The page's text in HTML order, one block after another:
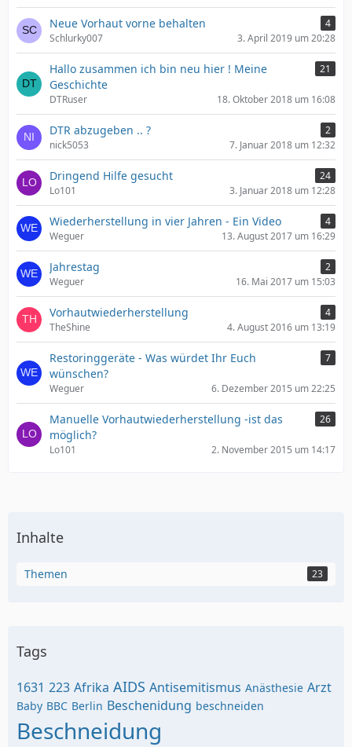
Neue Vorhaut vorne behalten
4
Schlurky007
3. April 2019 um 20:28
Hallo zusammen ich bin neu hier ! Meine
Geschichte
21
DTRuser 18. Oktober 2018 um 16:08
DTR abzugeben .. ?
2
nick5053
7. Januar 2018 um 12:32
Dringend Hilfe gesucht
24
Lo101
3. Januar 2018 um 12:28
Wiederherstellung in vier Jahren - Ein Video
4
Weguer
13. August 2017 um 16:29
Jahrestag
2
Weguer
16. Mai 2017 um 15:03
Vorhautwiederherstellung
4
TheShine
4. August 2016 um 13:19
Restoringgeräte - Was würdet Ihr Euch
wünschen?
7
Weguer 6. Dezember 2015 um 22:25
Manuelle Vorhautwiederherstellung -ist das
möglich?
26
Lo101 2. November 2015 um 14:17
Inhalte
Themen 23
Tags
1631 223 Afrika AIDS Antisemitismus Anästhesie Arzt
Baby BBC Berlin Beschenidung beschneiden
Beschneidung